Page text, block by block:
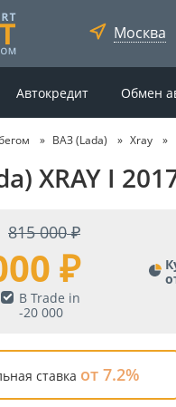
Москва
Автокредит Обмен
ВАЗ (Lada) Xray
XRAY I
815 000
В Trade in
-20 000
ставка от 7.2%